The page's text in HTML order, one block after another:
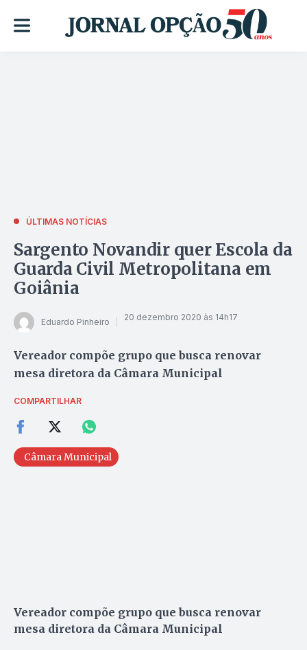
ÚLTIMAS NOTÍCIAS
Sargento Novandir quer Escola da
Guarda Civil Metropolitana em
Goiânia
Eduardo Pinheiro 20 dezembro 2020 às 14h17
Vereador compõe grupo que busca renovar
mesa diretora da Câmara Municipal
COMPARTILHAR
Câmara Municipal
Vereador compõe grupo que busca renovar
mesa diretora da Câmara Municipal